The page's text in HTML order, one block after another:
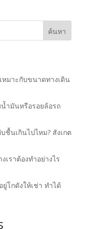
ค้นหา
หมาะกับขนาดทางเดิน
ำมันหรือรอยล้อรถ
ชื้นเกินไปไหม? สังเกต
เราต้องทำอย่างไร
โกดังให้เช่า ทำได้